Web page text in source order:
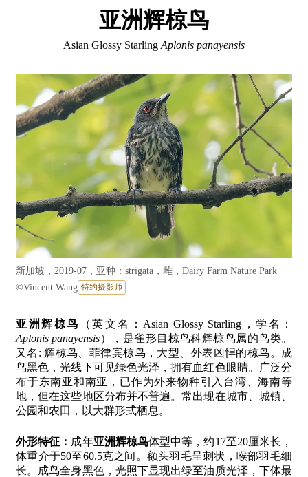
亚洲辉椋鸟
Asian Glossy Starling Aplonis panayensis
新加坡，2019-07，亚种：strigata，雌，Dairy Farm Nature Park
©Vincent Wang 特约摄影师
亚洲辉椋鸟
（英文名：Asian Glossy Starling，学名：
Aplonis panayensis），是雀形目椋鸟科辉椋鸟属的鸟类。
又名: 辉椋鸟、菲律宾椋鸟，大型、外表凶悍的椋鸟。成
鸟黑色，光线下可见绿色光泽，拥有血红色眼睛。广泛分
布于东南亚和南亚，已作为外来物种引入台湾、海南等
地，但在这些地区分布并不普遍。常出现在城市、城镇、
公园和农田，以大群形式栖息。
外形特征： 成年亚洲辉椋鸟体型中等，约17至20厘米长，
体重介于50至60.5克之间。额头羽毛呈刺状，喉部羽毛细
长。成鸟全身黑色，光照下显现出绿至油质光泽，下体最